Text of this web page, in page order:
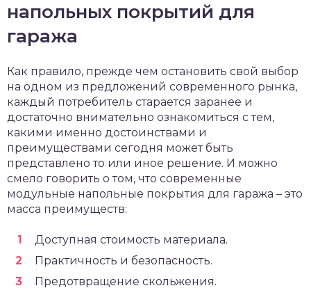
напольных покрытий для
гаража
Как правило, прежде чем остановить свой выбор
на одном из предложений современного рынка,
каждый потребитель старается заранее и
достаточно внимательно ознакомиться с тем,
какими именно достоинствами и
преимуществами сегодня может быть
представлено то или иное решение. И можно
смело говорить о том, что современные
модульные напольные покрытия для гаража – это
масса преимуществ:
Доступная стоимость материала.
Практичность и безопасность.
Предотвращение скольжения.